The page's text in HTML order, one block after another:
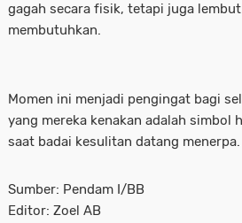
gagah secara fisik, tetapi juga
membutuhkan.
Momen ini menjadi pengingat bagi
yang mereka kenakan adalah simbol
saat badai kesulitan datang menerpa.
Sumber: Pendam I/BB
Editor: Zoel AB